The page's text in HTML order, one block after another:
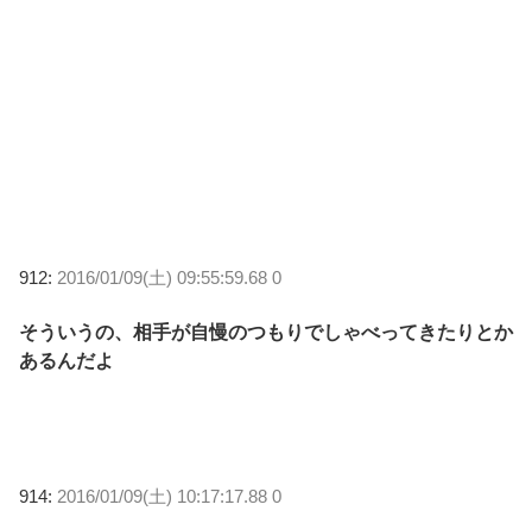
912: 2016/01/09(土) 09:55:59.68 0
そういうの、相手が自慢のつもりでしゃべってきたりとか
あるんだよ
914: 2016/01/09(土) 10:17:17.88 0